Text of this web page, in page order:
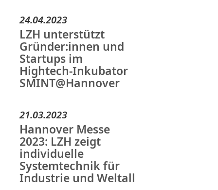
24.04.2023
LZH unterstützt
Gründer:innen und
Startups im
Hightech-Inkubator
SMINT@Hannover
21.03.2023
Hannover Messe
2023: LZH zeigt
individuelle
Systemtechnik für
Industrie und Weltall